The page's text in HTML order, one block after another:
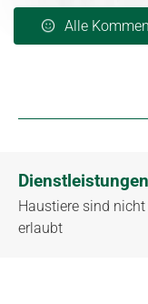
Alle
Dienstleistungen
Haustiere sind nicht
erlaubt